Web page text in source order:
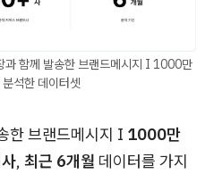
함께 발송한 브랜드메시지 I 1000만
석한 데이터셋
한 브랜드메시지 I 1000만
, 최근 6개월 데이터를 가지